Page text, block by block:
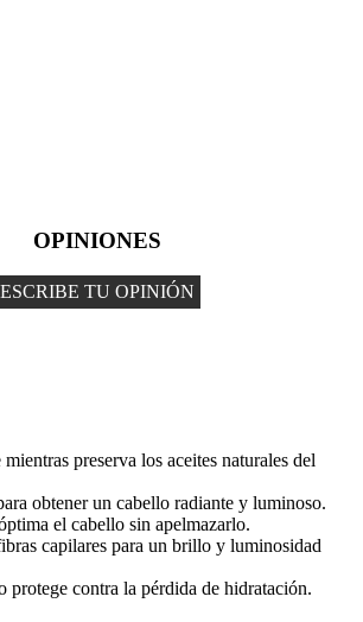
OPINIONES
ESCRIBE TU OPINIÓN
preserva los aceites naturales del
obtener un cabello radiante y luminoso.
el cabello sin apelmazarlo.
capilares para un brillo y luminosidad
protege contra la pérdida de hidratación.